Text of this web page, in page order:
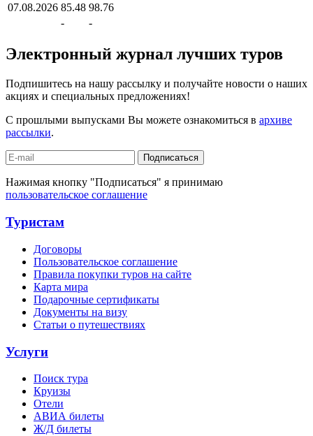
07.08.2026 85.48 98.76
-
-
Электронный журнал лучших туров
Подпишитесь на нашу рассылку и получайте новости о наших
акциях и специальных предложениях!
С прошлыми выпусками Вы можете ознакомиться в архиве
рассылки.
Подписаться
Нажимая кнопку "Подписаться" я принимаю
пользовательское соглашение
Туристам
Договоры
Пользовательское соглашение
Правила покупки туров на сайте
Карта мира
Подарочные сертификаты
Документы на визу
Статьи о путешествиях
Услуги
Поиск тура
Круизы
Отели
АВИА билеты
Ж/Д билеты